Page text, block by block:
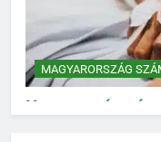
MAGYARORSZÁG
Magyarország